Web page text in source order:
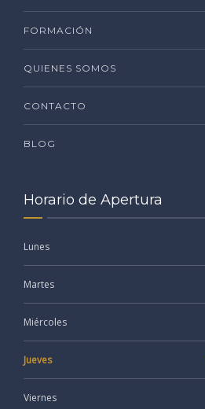
FORMACIÓN
QUIENES SOMOS
CONTACTO
BLOG
Horario de Apertura
Lunes
Martes
Miércoles
Jueves
Viernes